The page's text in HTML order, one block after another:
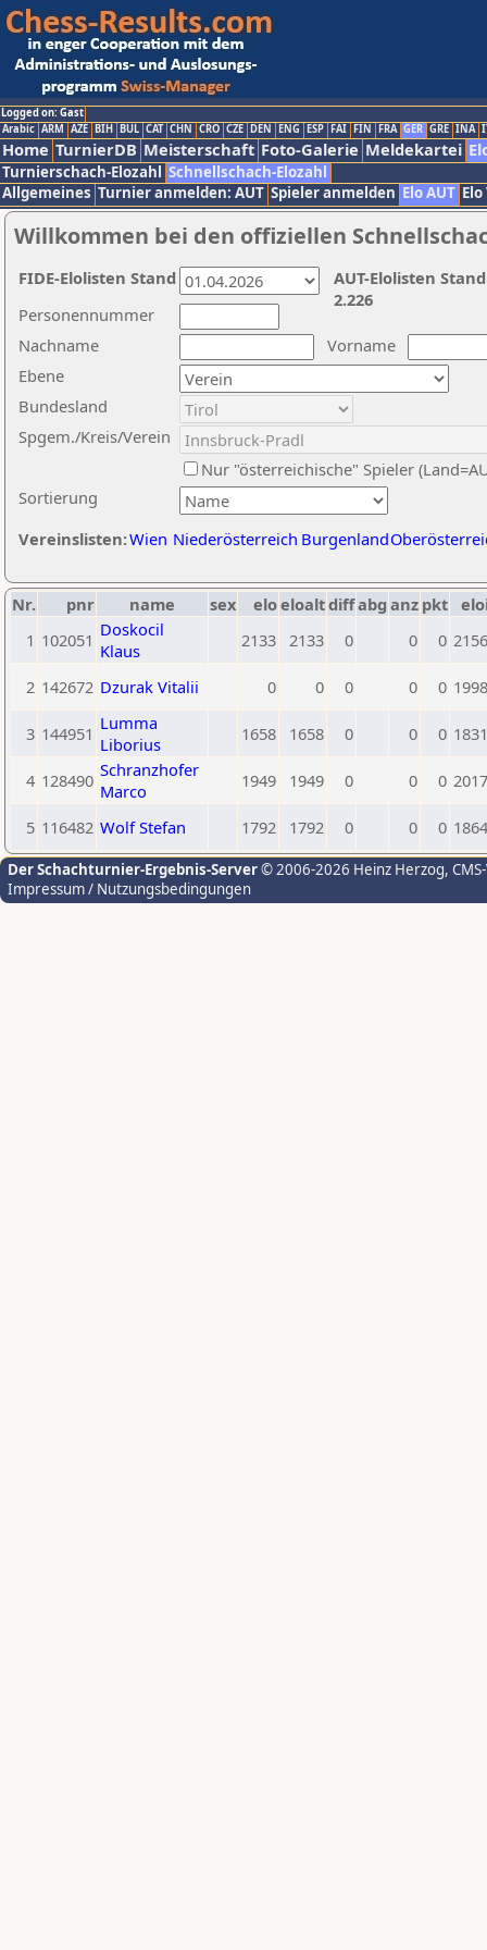
Logged on: Gast
Arabic ARM AZE BIH BUL CAT CHN CRO CZE DEN ENG ESP FAI FIN FRA GER GRE INA
Home TurnierDB Meisterschaft Foto-Galerie Meldekartei
Turnierschach-Elozahl Schnellschach-Elozahl
Allgemeines Turnier anmelden: AUT Spieler anmelden Elo AUT
Willkommen bei den offiziellen
Nachname
Vorname
Ebene
Sortierung
Personennummer
Bundesland
Spgem./Kreis/Verein
Nur "österreichische" Spieler
Vereinslisten:Wien Niederösterreich Burgenland
AUT-Elolisten
2.226
FIDE-Elolisten Stand
Nr. pnr name sex eloeloaltdiffabg anz pkt
1 102051 Doskocil
Klaus
2133 2133 0 0 0 2156
2 142672 Dzurak Vitalii 0 0 0 0 0 1998
3 144951 Lumma
Liborius
1658 1658 0 0 0 1831
4 128490 Schranzhofer
Marco
1949 1949 0 0 0 2017
5 116482 Wolf Stefan 1792 1792 0 0 0 1864
Der Schachturnier-Ergebnis-Server© 2006-2026 Heinz Herzog,
Impressum / Nutzungsbedingungen